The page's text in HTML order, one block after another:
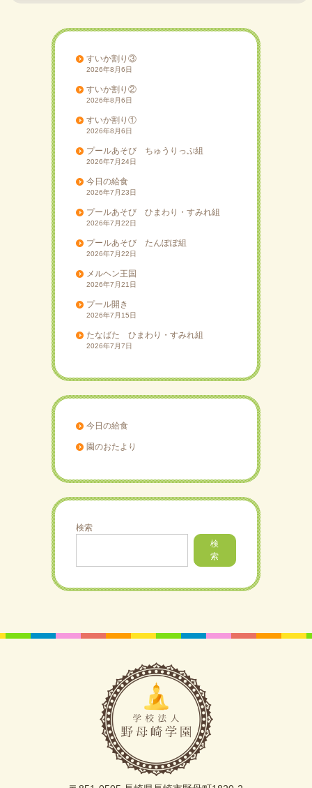
すいか割り③
2026年8月6日
すいか割り②
2026年8月6日
すいか割り①
2026年8月6日
プールあそび ちゅうりっぷ組
2026年7月24日
今日の給食
2026年7月23日
プールあそび ひまわり・すみれ組
2026年7月22日
プールあそび たんぽぽ組
2026年7月22日
メルヘン王国
2026年7月21日
プール開き
2026年7月15日
たなばた ひまわり・すみれ組
2026年7月7日
今日の給食
園のおたより
検索
検
索